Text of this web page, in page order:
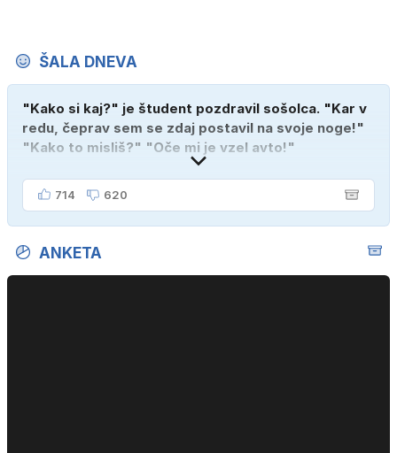
ŠALA DNEVA
"Kako si kaj?" je študent pozdravil sošolca. "Kar v
redu, čeprav sem se zdaj postavil na svoje noge!"
"Kako to misliš?" "Oče mi je vzel avto!"
714 620
ANKETA